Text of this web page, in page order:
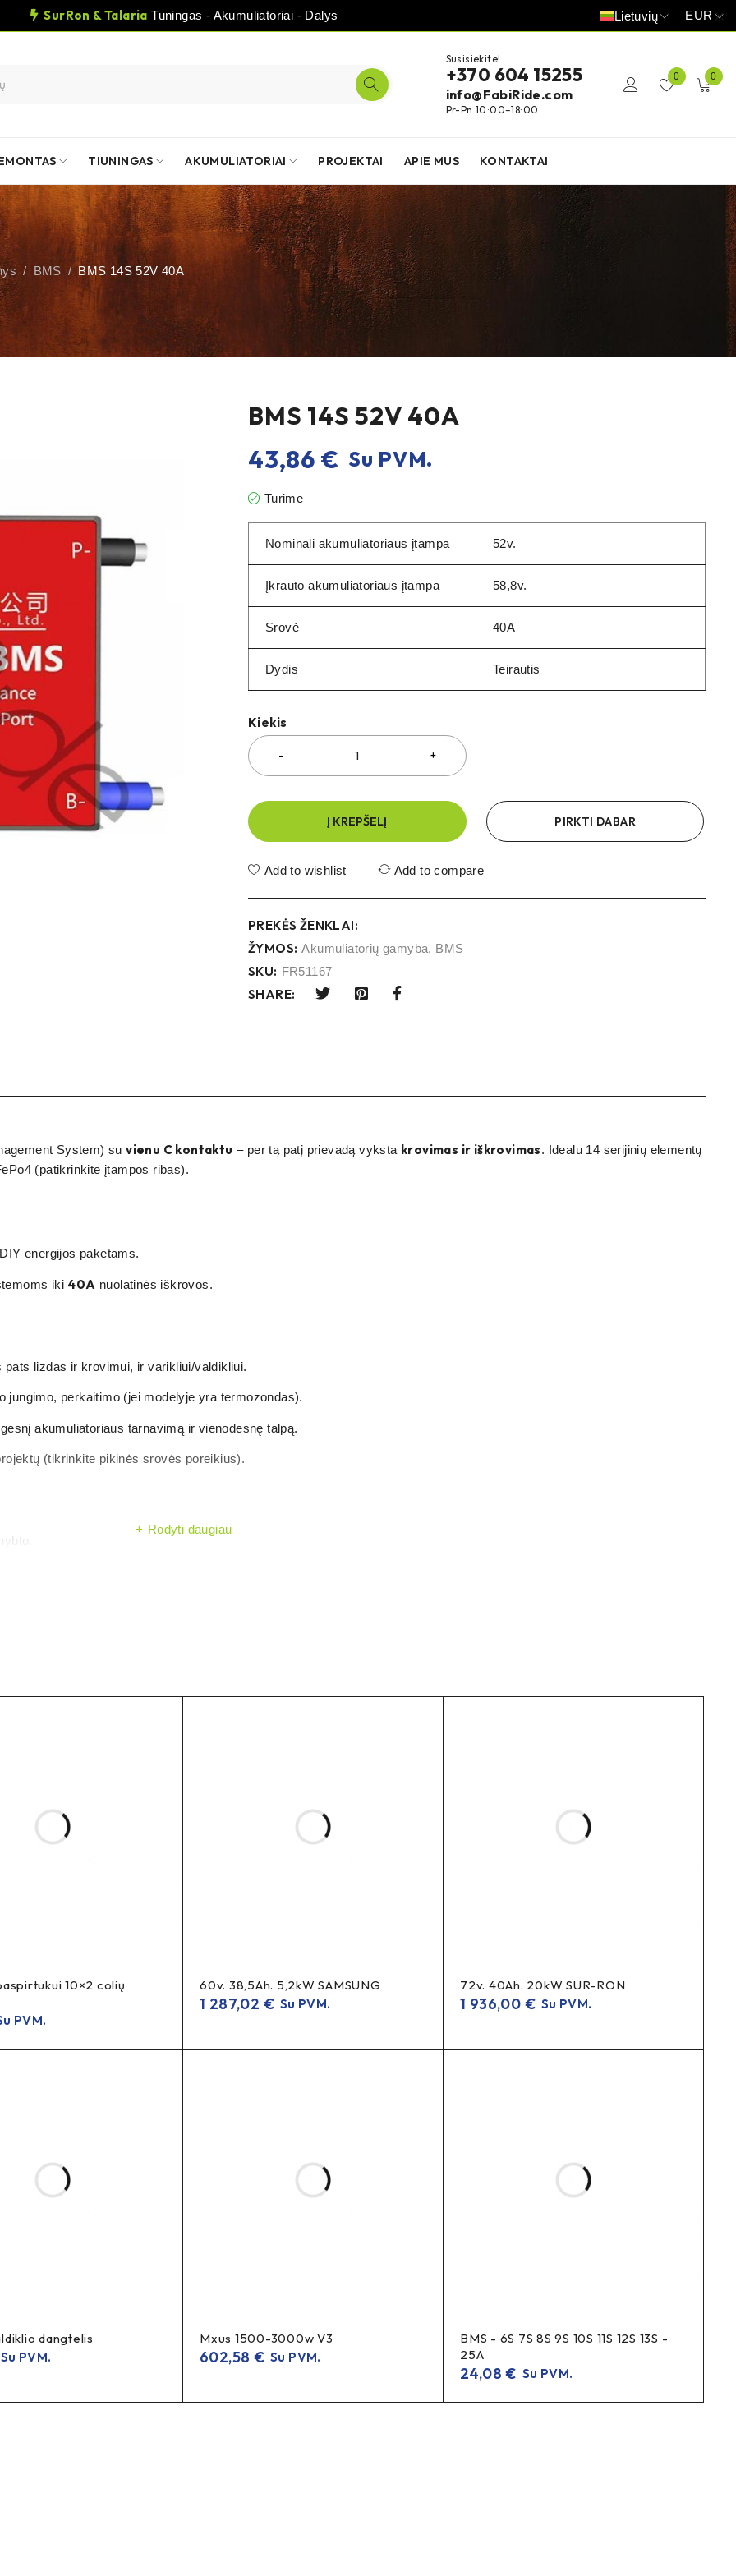
SurRon & Talaria Tuningas - Akumuliatoriai - Dalys Lietuvių EUR
Susisiekite!
+370 604 15255
info@FabiRide.com
Pr-Pn 10:00–18:00
0 0
TIUNINGAS AKUMULIATORIAI PROJEKTAI APIE MUS KONTAKTAI
/ BMS / BMS 14S 52V 40A
BMS 14S 52V 40A
43,86 € Su PVM.
Turime
Nominali akumuliatoriaus įtampa 52v.
Įkrauto akumuliatoriaus įtampa 58,8v.
Srovė 40A
Dydis Teirautis
Kiekis
Į KREPŠELĮ PIRKTI DABAR
Add to wishlist Add to compare
PREKĖS ŽENKLAI:
ŽYMOS: Akumuliatorių gamyba, BMS
SKU: FR51167
SHARE:
System) suvienu C kontaktu – per tą patį prievadą vyksta krovimas ir iškrovimas. Idealu 14 serijinių elementų
(patikrinkite įtampos ribas).
energijos paketams.
iki 40A nuolatinės iškrovos.
pats lizdas ir krovimui, ir varikliui/valdikliui.
jungimo, perkaitimo (jei modelyje yra termozondas).
akumuliatoriaus tarnavimą ir vienodesnę talpą.
(tikrinkite pikinės srovės poreikius).
temperatūros* (*jei yra NTC).
taip supaprastinama instaliacija.
e-bike BMS, battery management system.
Rodyti daugiau
10×2 colių
PVM.
60v. 38,5Ah. 5,2kW SAMSUNG
1 287,02 € Su PVM.
72v. 40Ah. 20kW SUR-RON
1 936,00 € Su PVM.
dangtelis
Su PVM.
Mxus 1500-3000w V3
602,58 € Su PVM.
BMS - 6S 7S 8S 9S 10S 11S 12S 13S -
25A
24,08€ Su PVM.